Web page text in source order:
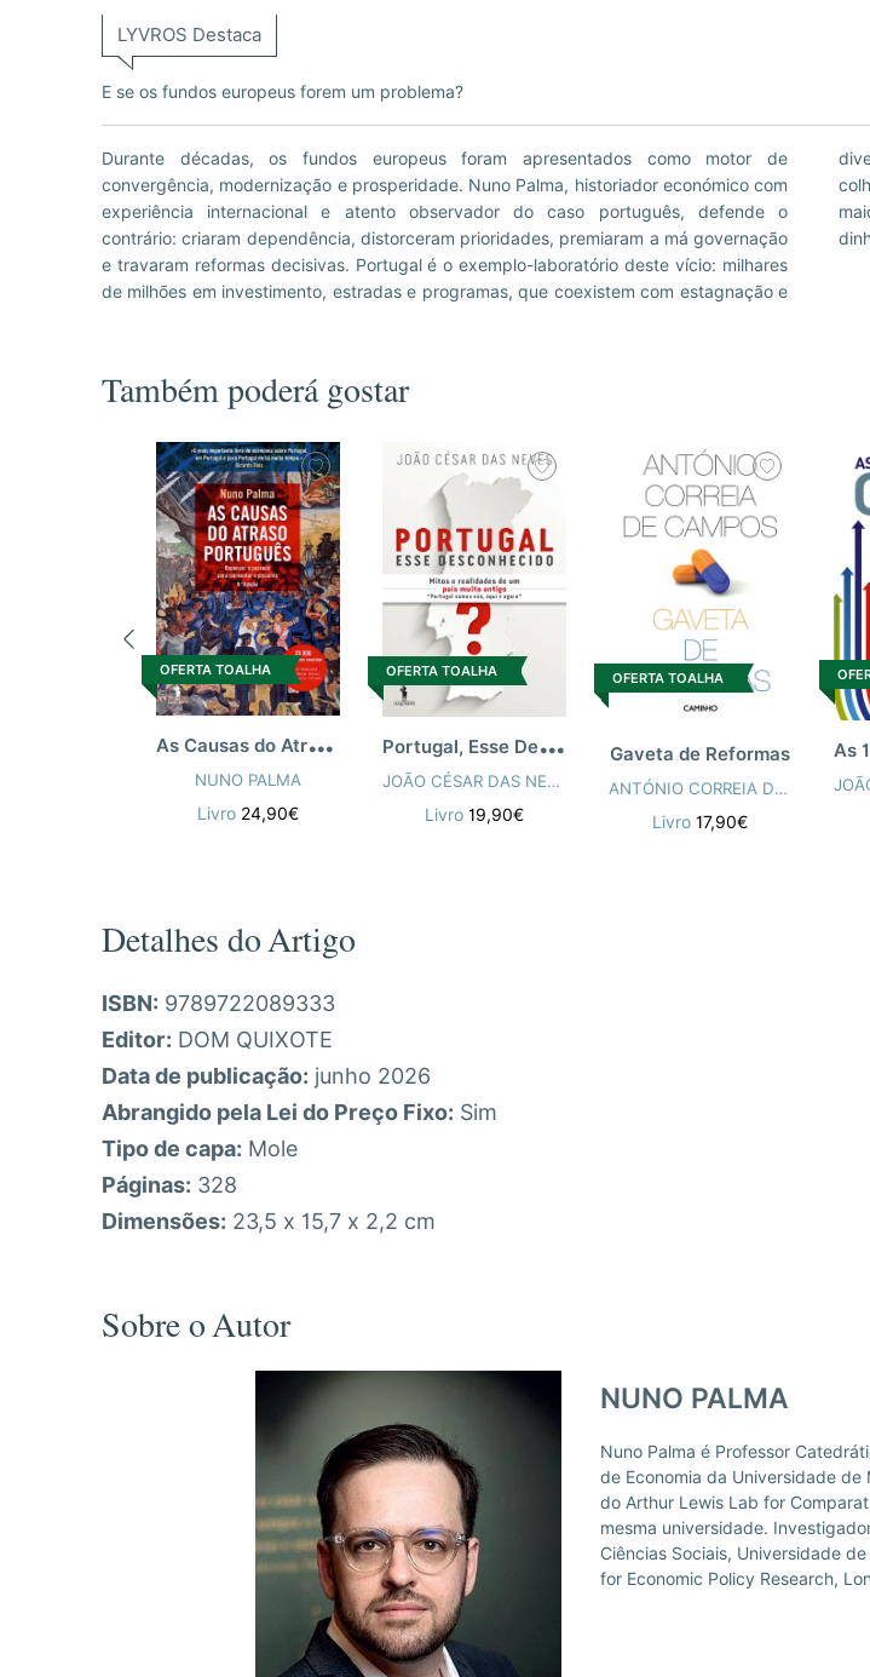
LYVROS Destaca
E se os fundos europeus forem um problema?
Durante décadas, os fundos europeus foram apresentados como motor de
convergência, modernização e prosperidade. Nuno Palma, historiador económico com
experiência internacional e atento observador do caso português, defende o
contrário: criaram dependência, distorceram prioridades, premiaram a má governação
e travaram reformas decisivas. Portugal é o exemplo-laboratório deste vício: milhares
de milhões em investimento, estradas e programas, que coexistem com estagnação e
divergência face à Europa. Com dados, estudos científicos e exemplos concretos
colhidos em vários Estados-membros da União Europeia, este livro desmonta um dos
maiores dogmas da integração europeia e lança uma pergunta incómoda: e se o
Também poderá gostar
OFERTA TOALHA
A
s Causas do Atraso Português
NUNO PALMA
Livro 24,90€
OFERTA TOALHA
P
ortugal, Esse Desconhecido
JOÃO CÉSAR DAS NEVES
Livro 19,90€
OFERTA TOALHA
Gaveta de Reformas
ANTÓNIO CORREIA DE CAMPOS
Livro17,90€
Detalhes do Artigo
ISBN: 9789722089333
Editor: DOM QUIXOTE
Data de publicação: junho 2026
Abrangido pela Lei do Preço Fixo: Sim
Tipo de capa: Mole
Páginas: 328
Dimensões: 23,5 x 15,7 x 2,2 cm
Sobre o Autor
NUNO PALMA
Nuno Palma é Professor
de Economia da Universidade de
do Arthur Lewis Lab for
mesma universidade.
Ciências Sociais, Universidade
for Economic Policy Research,
com vários prémios
Stiglitz, atribuído pela
Association. Licenciado pela